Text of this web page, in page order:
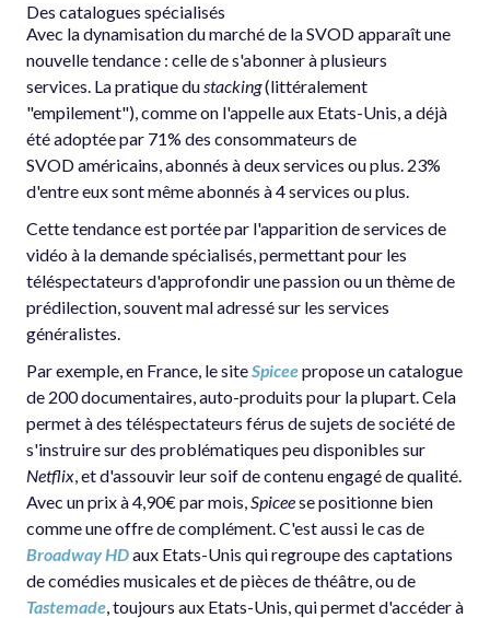
Des catalogues spécialisés
Avec la dynamisation du marché de la SVOD apparaît une
nouvelle tendance : celle de s'abonner à plusieurs
services. La pratique dustacking(littéralement
"empilement"), comme on l'appelle aux Etats-Unis, a déjà
été adoptée par 71% des consommateurs de
SVOD américains, abonnés à deux services ou plus. 23%
d'entre eux sont même abonnés à 4 services ou plus.
Cette tendance est portée par l'apparition de services de
vidéo à la demande spécialisés, permettant pour les
téléspectateurs d'approfondir une passion ou un thème de
prédilection, souvent mal adressé sur les services
généralistes.
Par exemple, en France, le siteSpiceepropose un catalogue
de 200 documentaires, auto-produits pour la plupart. Cela
permet à des téléspectateurs férus de sujets de société de
s'instruire sur des problématiques peu disponibles sur
Netflix, et d'assouvir leur soif de contenu engagé de qualité.
Avec un prix à 4,90€ par mois,Spiceese positionne bien
comme une offre de complément. C'est aussi le cas de
Broadway HDaux Etats-Unis qui regroupe des captations
de comédies musicales et de pièces de théâtre, ou de
Tastemade, toujours aux Etats-Unis, qui permet d'accéder à